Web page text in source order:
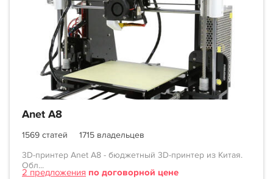
Anet A8
1569 статей
1715 владельцев
3D-принтер Anet A8 - бюджетный 3D-принтер из Китая.
Обл...
2 предложения по договорной цене